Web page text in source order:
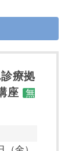
療拠
座
無